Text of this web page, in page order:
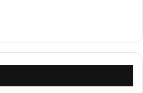
को पढ़ा सकेंगे। पाठ्यपुस्तक मंडल के
तथा पाठ्यपुस्तक मंडल हर विद्यार्थी
प्रति अत्यंत संवेदनशील एवं गंभीर है और